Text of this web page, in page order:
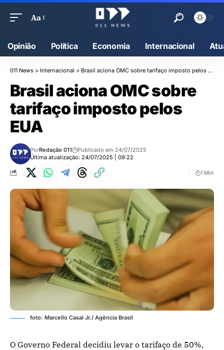
Aa
Opinião Política Economia Internacional
011 News > Internacional > Brasil aciona OMC sobre tarifaço imposto pelos EUA
Brasil aciona OMC sobre
tarifaço imposto pelos
EUA
Última atualização: 24/07/2025 | 09:22
PorRedação 011 Publicado em 24/07/2025
1 Min
foto: Marcello Casal Jr./ Agência Brasil
O Governo Federal decidiu levar o tarifaço de 50%,